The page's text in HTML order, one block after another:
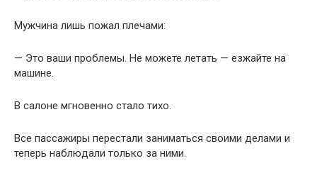
Мужчина лишь пожал плечами:
— Это ваши проблемы. Не можете летать — езжайте на
машине.
В салоне мгновенно стало тихо.
Все пассажиры перестали заниматься своими делами и
теперь наблюдали только за ними.